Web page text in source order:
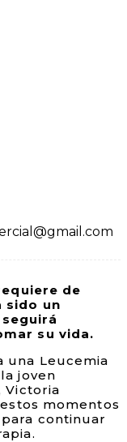
de
sido un
su vida.
una Leucemia
joven
Victoria
momentos
continuar